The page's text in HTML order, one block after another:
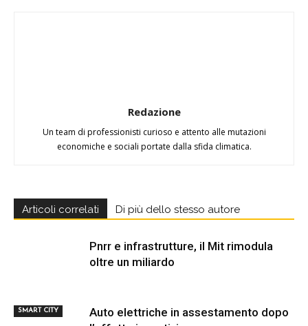
Redazione
Un team di professionisti curioso e attento alle mutazioni
economiche e sociali portate dalla sfida climatica.
Articoli correlati Di più dello stesso autore
SMART CITY
Pnrr e infrastrutture, il Mit rimodula
oltre un miliardo
Auto elettriche in assestamento dopo